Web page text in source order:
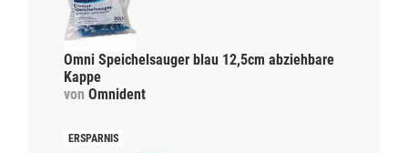
Omni Speichelsauger blau 12,5cm abziehbare
Kappe
von Omnident